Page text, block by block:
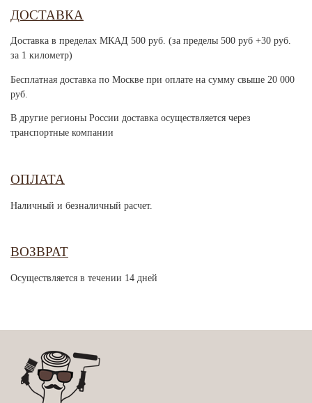
ДОСТАВКА
Доставка в пределах МКАД 500 руб. (за пределы 500 руб +30 руб.
за 1 километр)
Бесплатная доставка по Москве при оплате на сумму свыше 20 000
руб.
В другие регионы России доставка осуществляется через
транспортные компании
ОПЛАТА
Наличный и безналичный расчет.
ВОЗВРАТ
Осуществляется в течении 14 дней